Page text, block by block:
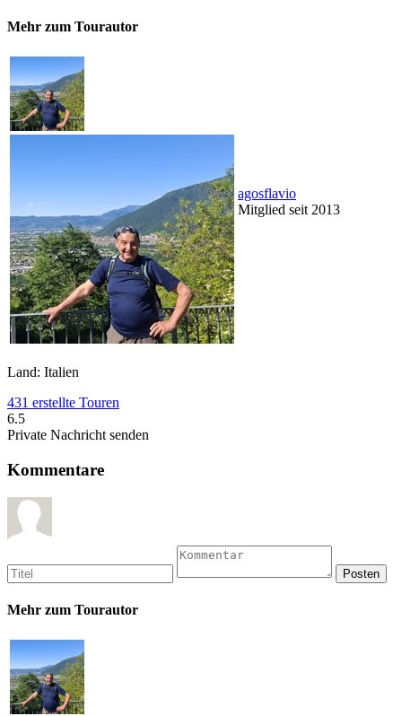
Mehr zum Tourautor
agosflavio
Mitglied seit 2013
Land: Italien
431 erstellte Touren
6.5
Private Nachricht senden
Kommentare
Mehr zum Tourautor